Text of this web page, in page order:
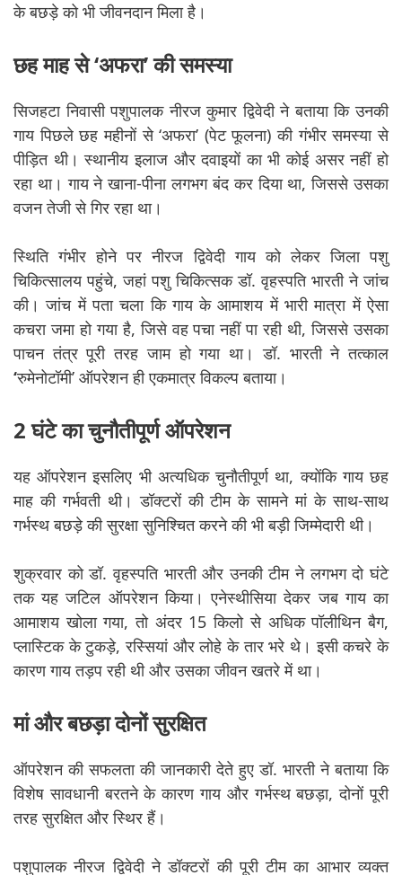
के बछड़े को भी जीवनदान मिला है।
छह माह से ‘अफरा’ की समस्या
सिजहटा निवासी पशुपालक नीरज कुमार द्विवेदी ने बताया कि उनकी
गाय पिछले छह महीनों से ‘अफरा’ (पेट फूलना) की गंभीर समस्या से
पीड़ित थी। स्थानीय इलाज और दवाइयों का भी कोई असर नहीं हो
रहा था। गाय ने खाना-पीना लगभग बंद कर दिया था, जिससे उसका
वजन तेजी से गिर रहा था।
स्थिति गंभीर होने पर नीरज द्विवेदी गाय को लेकर जिला पशु
चिकित्सालय पहुंचे, जहां पशु चिकित्सक डॉ. वृहस्पति भारती ने जांच
की। जांच में पता चला कि गाय के आमाशय में भारी मात्रा में ऐसा
कचरा जमा हो गया है, जिसे वह पचा नहीं पा रही थी, जिससे उसका
पाचन तंत्र पूरी तरह जाम हो गया था। डॉ. भारती ने तत्काल
‘रुमेनोटॉमी’ ऑपरेशन ही एकमात्र विकल्प बताया।
2 घंटे का चुनौतीपूर्ण ऑपरेशन
यह ऑपरेशन इसलिए भी अत्यधिक चुनौतीपूर्ण था, क्योंकि गाय छह
माह की गर्भवती थी। डॉक्टरों की टीम के सामने मां के साथ-साथ
गर्भस्थ बछड़े की सुरक्षा सुनिश्चित करने की भी बड़ी जिम्मेदारी थी।
शुक्रवार को डॉ. वृहस्पति भारती और उनकी टीम ने लगभग दो घंटे
तक यह जटिल ऑपरेशन किया। एनेस्थीसिया देकर जब गाय का
आमाशय खोला गया, तो अंदर 15 किलो से अधिक पॉलीथिन बैग,
प्लास्टिक के टुकड़े, रस्सियां और लोहे के तार भरे थे। इसी कचरे के
कारण गाय तड़प रही थी और उसका जीवन खतरे में था।
मां और बछड़ा दोनों सुरक्षित
ऑपरेशन की सफलता की जानकारी देते हुए डॉ. भारती ने बताया कि
विशेष सावधानी बरतने के कारण गाय और गर्भस्थ बछड़ा, दोनों पूरी
तरह सुरक्षित और स्थिर हैं।
पशुपालक नीरज द्विवेदी ने डॉक्टरों की पूरी टीम का आभार व्यक्त